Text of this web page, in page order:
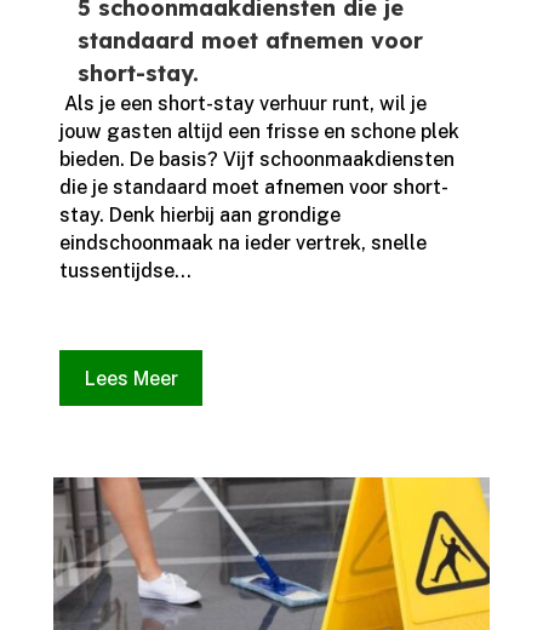
5 schoonmaakdiensten die je
standaard moet afnemen voor
short-stay.
​ Als je een short-stay verhuur runt, wil je
jouw gasten altijd een frisse en schone plek
bieden.​ De basis? Vijf schoonmaakdiensten
die je standaard moet afnemen voor short-
stay.​ Denk hierbij aan grondige
eindschoonmaak na ieder vertrek, snelle
tussentijdse...
Lees Meer